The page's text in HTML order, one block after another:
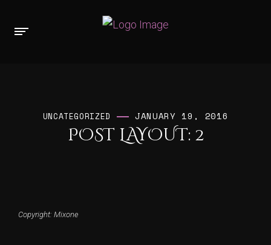
UNCATEGORIZED JANUARY 19, 2016
POST LAYOUT: 2
Copyright: Mixone